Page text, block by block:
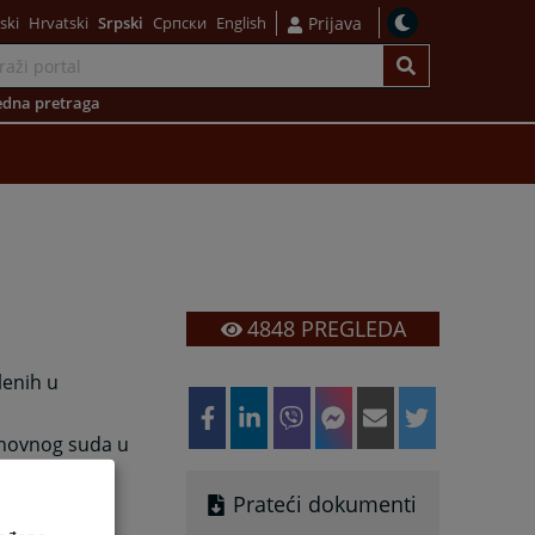
Hrvatski Srpski Српски English Prijava
pretraga
u
suda u
4848PREGLEDA
Prateći dokumenti